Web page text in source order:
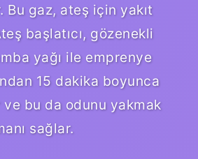
Bu gaz, ateş için yakıt
başlatıcı, gözenekli
yağı ile emprenye
15 dakika boyunca
ve bu da odunu yakmak
sağlar.